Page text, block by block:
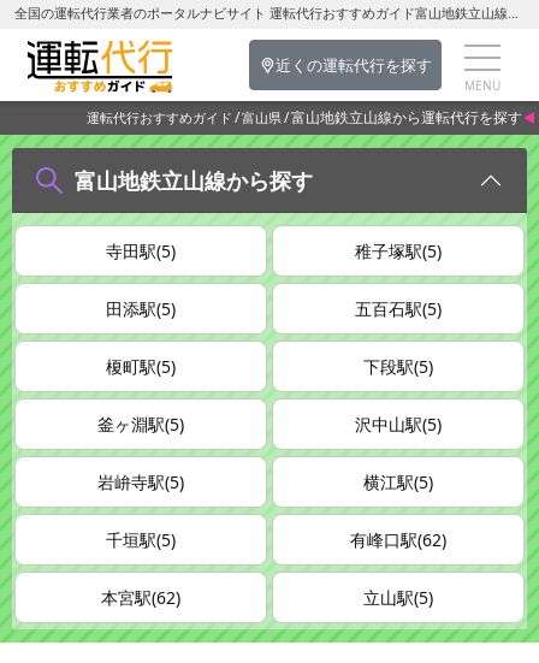
全国の運転代行業者のポータルナビサイト 運転代行おすすめガイド富山地鉄立山線の運転代行を探す-富山県の運転代行
近くの運転代行を探す
運転代行おすすめガイド 富山県 富山地鉄立山線から運転代行を探す
富山地鉄立山線から探す
寺田駅(5) 稚子塚駅(5)
田添駅(5) 五百石駅(5)
榎町駅(5) 下段駅(5)
釜ヶ淵駅(5) 沢中山駅(5)
岩峅寺駅(5) 横江駅(5)
千垣駅(5) 有峰口駅(62)
本宮駅(62) 立山駅(5)